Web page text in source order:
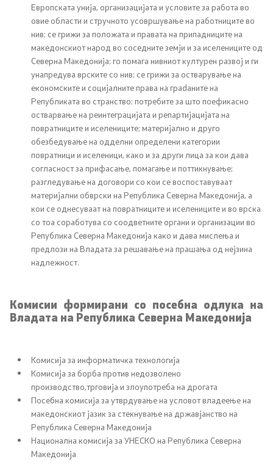
Европската унија, организацијата и условите за работа во
овие области и стручното усовршување на работниците во
нив; се грижи за положата и правата на припадниците на
македонскиот народ во соседните земји и за иселениците од
Северна Македонија; го помага нивниот културен развој и ги
унапредува врските со нив; се грижи за остварување на
економските и социјалните права на граdаните на
Републиката во странство; потребите за што поефикасно
остварвање на реинтеграцијата и репартијацијата на
повратниците и иселениците; материјално и друго
обезбедување на одделни определени категории
повратници и иселеници, како и за други лица за кои дава
согласност за прифаcање, помагање и поттикнување;
разгледување на договори со кои се воспоставуваат
материјални обврски на Република Северна Македонија, а
кои се однесуваат на повратниците и иселениците и во врска
со тоа соработува со соодветните органи и организации во
Република Северна Македонија како и дава мислења и
предлози на Владата за решавање на прашања од нејзина
надлежност.
Комисии формирани со посебна одлука на
Владата на Република Северна Македонија
Комисија за информатичка технологија
Комисија за борба против недозволено
производство,трговија и злоупотреба на дрогата
Посебна комисија за утврдување на условот владеење на
македонскиот јазик за стекнување на државјанство на
Република Северна Македонија
Национална комисија за УНЕСКО на Република Северна
Македонија